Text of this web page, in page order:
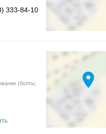
333-84-10
(болты,
location_on